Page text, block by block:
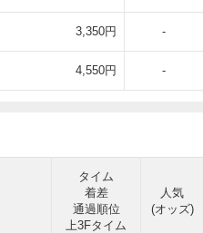
3,350円 -
4,550円 -
タイム
着差
通過順位
上3Fタイム
人気
(オッズ)